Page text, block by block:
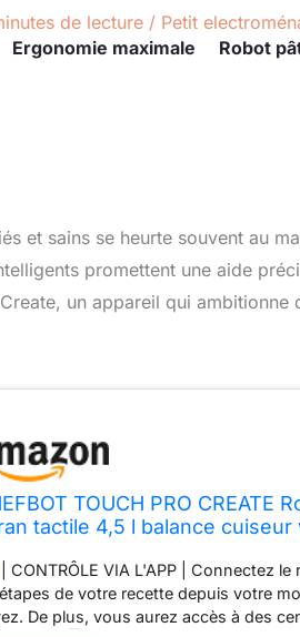
de lecture / Petit
Ergonomie maximale Robot
et sains se heurte souvent au
promettent une aide
un appareil qui
TOUCH PRO CREATE
tactile 4,5 l balance
| CONTRÔLE VIA L'APP | Connectez
de votre recette depuis votre
De plus, vous aurez accès à des